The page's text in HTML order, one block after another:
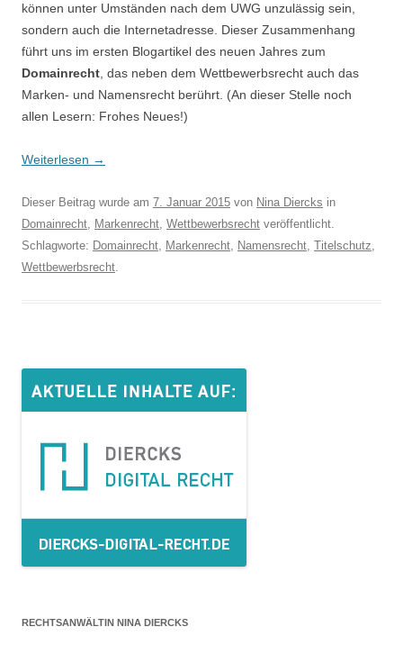
können unter Umständen nach dem UWG unzulässig sein,
sondern auch die Internetadresse. Dieser Zusammenhang
führt uns im ersten Blogartikel des neuen Jahres zum
Domainrecht , das neben dem Wettbewerbsrecht auch das
Marken- und Namensrecht berührt. (An dieser Stelle noch
allen Lesern: Frohes Neues!)
Weiterlesen →
Dieser Beitrag wurde am 7. Januar 2015 von Nina Diercks in
Domainrecht, Markenrecht, Wettbewerbsrecht veröffentlicht.
Schlagworte: Domainrecht, Markenrecht, Namensrecht, Titelschutz,
Wettbewerbsrecht.
RECHTSANWÄLTIN NINA DIERCKS